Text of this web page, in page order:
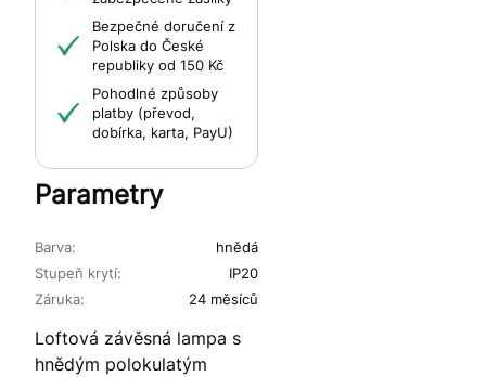
Bezpečné doručení z
Polska do České
republiky od 150 Kč
Pohodlné způsoby
platby (převod,
dobírka, karta, PayU)
Parametry
Barva:
hnědá
Stupeň krytí:
IP20
Záruka:
24 měsíců
Loftová závěsná lampa s
hnědým polokulatým